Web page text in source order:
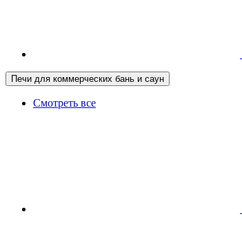
Печи для коммерческих бань и саун
Смотреть все